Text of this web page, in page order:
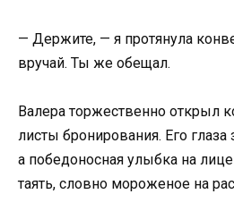
— Держите, — я протянула
вручай. Ты же обещал.
Валера торжественно открыл
листы бронирования. Его глаза
а победоносная улыбка на
таять, словно мороженое на